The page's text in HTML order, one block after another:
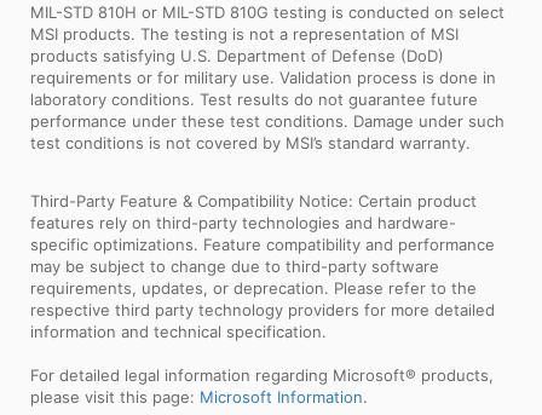
MIL-STD 810H or MIL-STD 810G testing is conducted on select
MSI products. The testing is not a representation of MSI
products satisfying U.S. Department of Defense (DoD)
requirements or for military use. Validation process is done in
laboratory conditions. Test results do not guarantee future
performance under these test conditions. Damage under such
test conditions is not covered by MSI’s standard warranty.
Third-Party Feature & Compatibility Notice: Certain product
features rely on third-party technologies and hardware-
specific optimizations. Feature compatibility and performance
may be subject to change due to third-party software
requirements, updates, or deprecation. Please refer to the
respective third party technology providers for more detailed
information and technical specification.
For detailed legal information regarding Microsoft® products,
please visit this page: Microsoft Information.